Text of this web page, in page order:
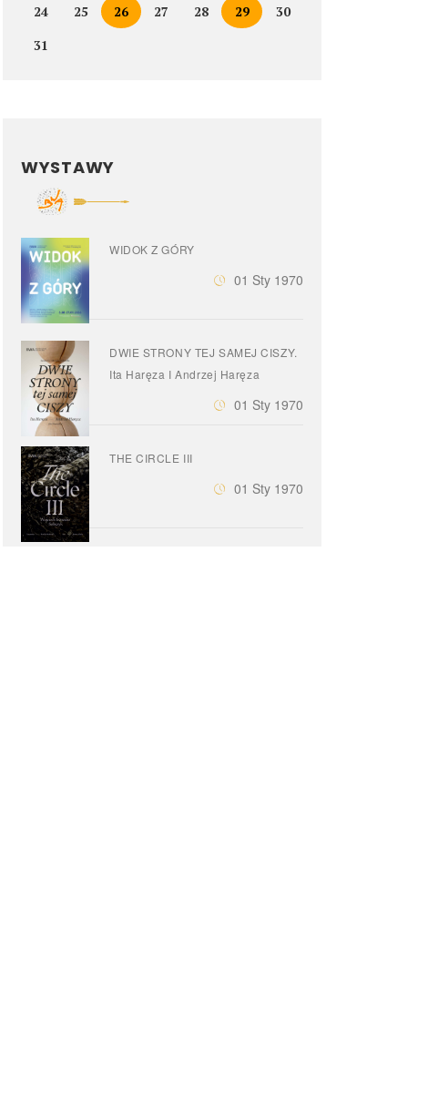
24
25 26 27 28 29
30
31
WYSTAWY
WIDOK Z GÓRY
01 Sty 1970
DWIE STRONY TEJ SAMEJ CISZY.
Ita Haręza I Andrzej Haręza
01 Sty 1970
THE CIRCLE III
01 Sty 1970